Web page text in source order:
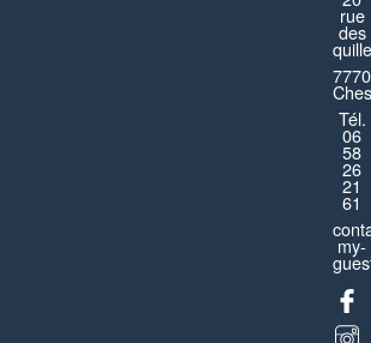
rue
des
Tél.
06
58
26
21
61
my-